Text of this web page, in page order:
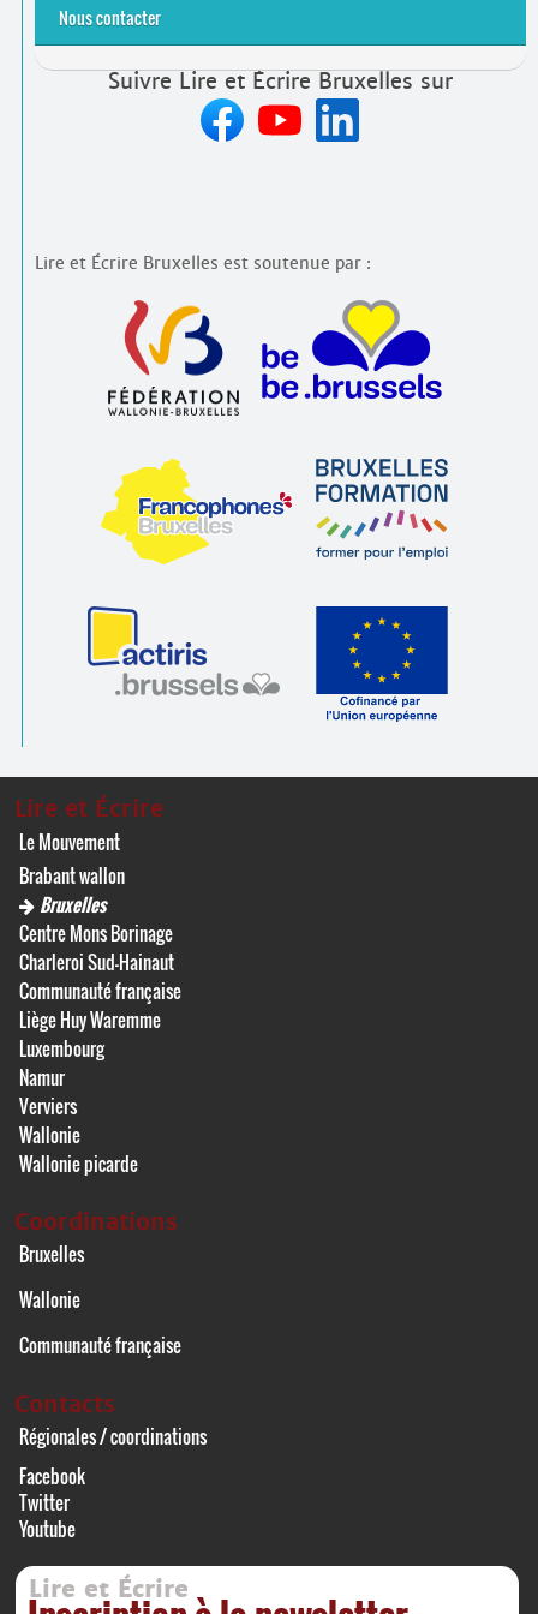
Nous contacter
Suivre Lire et Écrire Bruxelles sur
Lire et Écrire Bruxelles est soutenue par :
Lire et Écrire
Le Mouvement
Brabant wallon
Bruxelles
Centre Mons Borinage
Charleroi Sud-Hainaut
Communauté française
Liège Huy Waremme
Luxembourg
Namur
Verviers
Wallonie
Wallonie picarde
Coordinations
Bruxelles
Wallonie
Communauté française
Contacts
Régionales / coordinations
Facebook
Twitter
Youtube
Lire et Écrire